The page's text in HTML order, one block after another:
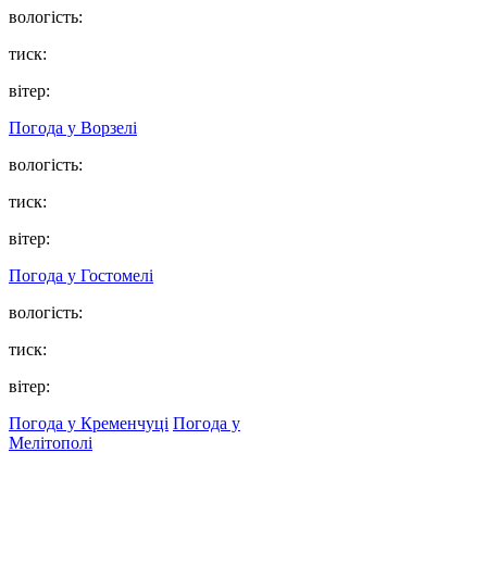
вологість:
тиск:
вітер:
Погода у Ворзелі
вологість:
тиск:
вітер:
Погода у Гостомелі
вологість:
тиск:
вітер:
Погода у Кременчуці Погода у
Мелітополі